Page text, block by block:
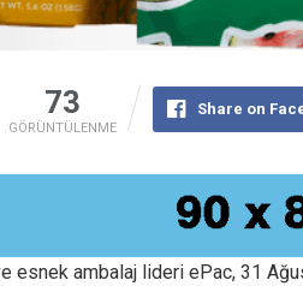
73
GÖRÜNTÜLENME
Share on
esnek ambalaj lideri ePac, 31